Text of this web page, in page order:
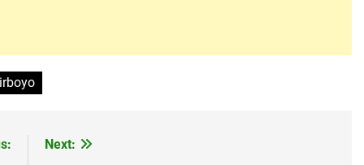
Next: